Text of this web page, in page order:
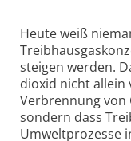
Heute weiß
steigen werden.
dioxid nicht allein
Verbrennung von
sondern dass
Umwelt­prozesse